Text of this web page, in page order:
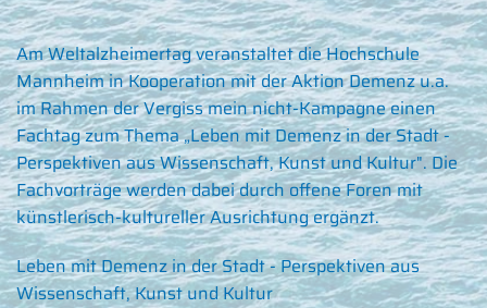
Am Weltalzheimertag veranstaltet die Hochschule
Mannheim in Kooperation mit der Aktion Demenz u.a.
im Rahmen der Vergiss mein nicht-Kampagne einen
Fachtag zum Thema „Leben mit Demenz in der Stadt -
Perspektiven aus Wissenschaft, Kunst und Kultur". Die
Fachvorträge werden dabei durch offene Foren mit
künstlerisch-kultureller Ausrichtung ergänzt.
Leben mit Demenz in der Stadt - Perspektiven aus
Wissenschaft, Kunst und Kultur